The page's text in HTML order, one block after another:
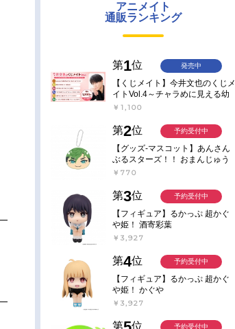
アニメイト
通販ランキング
第1位
【くじメイト】今井文也のくじメ
イトVol.4～チャラめに見える幼
馴染、実は一途で独占欲が強いん
￥1,100
発売中
第2位
【グッズ-マスコット】あんさん
ぶるスターズ！！ おまんじゅう
にぎにぎマスコット ねくすと2
￥770
予約受付中
第3位
【フィギュア】るかっぷ 超かぐ
や姫！ 酒寄彩葉
￥3,927
予約受付中
第4位
【フィギュア】るかっぷ 超かぐ
や姫！ かぐや
￥3,927
予約受付中
第 位 予約受付中